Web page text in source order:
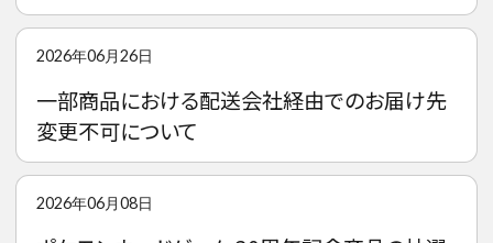
2026年06月26日
一部商品における配送会社経由でのお届け先
変更不可について
2026年06月08日